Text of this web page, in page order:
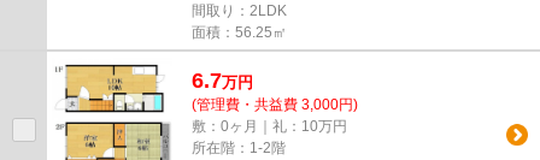
間取り：2LDK
面積：56.25㎡
6.7万円
(管理費・共益費 3,000円)
敷：0ヶ月｜礼：10万円
所在階：1-2階